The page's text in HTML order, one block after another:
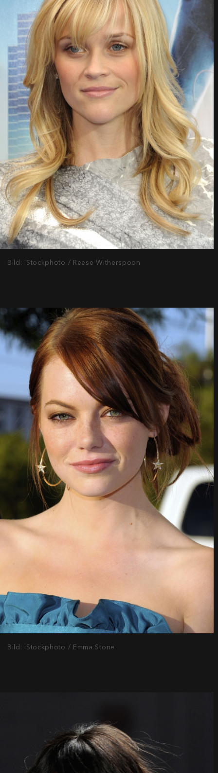
Bild: iStockphoto / Reese Witherspoon
Bild: iStockphoto / Emma Stone